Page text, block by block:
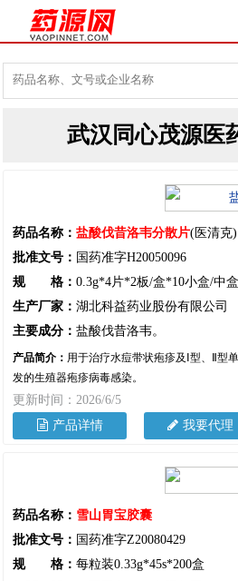
武汉同心茂源医
药品名称： 盐酸伐昔洛韦分散片(医清克)
批准文号： 国药准字H20050096
规 格： 0.3g*4片*2板/盒*10小盒/中盒
生产厂家： 湖北科益药业股份有限公司
主要成分： 盐酸伐昔洛韦。
产品简介： 用于治疗水痘带状疱疹及Ⅰ型、Ⅱ型
发的生殖器疱疹病毒感染。
更新时间：2026/6/5
产品详情
我要代理
药品名称： 雪山胃宝胶囊
批准文号： 国药准字Z20080429
规 格： 每粒装0.33g*45s*200盒